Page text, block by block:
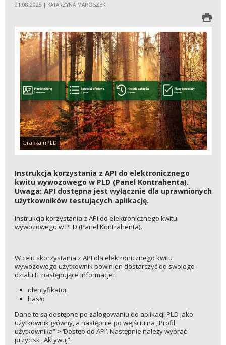
21.08.2025 | KATARZYNA MAROSZEK
Grafika nPLD
Instrukcja korzystania z API do elektronicznego
kwitu wywozowego w PLD (Panel Kontrahenta).
Uwaga: API dostępna jest wyłącznie dla uprawnionych
użytkowników testujących aplikację.
Instrukcja korzystania z API do elektronicznego kwitu
wywozowego w PLD (Panel Kontrahenta).
W celu skorzystania z API dla elektronicznego kwitu
wywozowego użytkownik powinien dostarczyć do swojego
działu IT następujące informacje:
identyfikator
hasło
Dane te są dostępne po zalogowaniu do aplikacji PLD jako
użytkownik główny, a następnie po wejściu na „Profil
użytkownika” > ‘Dostęp do API’. Następnie należy wybrać
przycisk „Aktywuj”.